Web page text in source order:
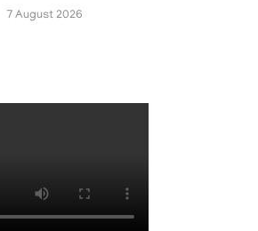
7 August 2026